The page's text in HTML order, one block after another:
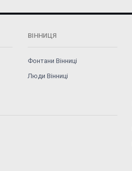
ВІННИЦЯ
Фонтани Вінниці
Люди Вінниці